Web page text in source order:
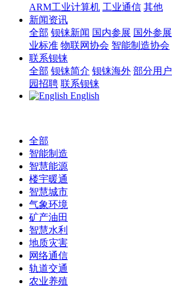
ARM工业计算机 工业通信 其他
新闻资讯
全部 钡铼新闻 国内参展 国外参展
业标准 物联网协会 智能制造协会
联系钡铼
全部 钡铼简介 钡铼海外 部分用户
园招聘 联系钡铼
English
全部
智能制造
智慧能源
楼宇暖通
智慧城市
气象环境
矿产油田
智慧水利
地质灾害
网络通信
轨道交通
农业养殖